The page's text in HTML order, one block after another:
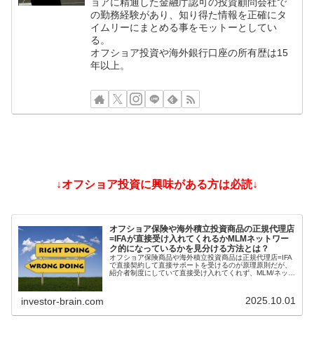
の勤務経験があり、知り得た情報を正確にタ
イムリーにまとめる事をモットーとしてい
る。
オフショア投資や海外銀行口座の所有歴は15
年以上。
↓オフショア投資に興味がある方は必読↓
オフショア保険や海外積立投資商品の正規代理店
=IFAが直接受け入れてくれるかMLMネットワー
ク的になっているかを見分ける方法とは？
オフショア保険商品や海外積立投資商品は正規代理店=IFA
で直接契約して直接サポートを受けるのが原理原則だが、
紹介者制度にしていて直接受け入れてくれず、MLM/ネット
investor-brain.com 2025.10.01